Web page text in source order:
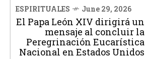
ESPIRITUALES June 29, 2026
El Papa León XIV dirigirá un
mensaje al concluir la
Peregrinación Eucarística
Nacional en Estados Unidos